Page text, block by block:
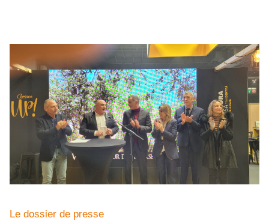
Le dossier de presse